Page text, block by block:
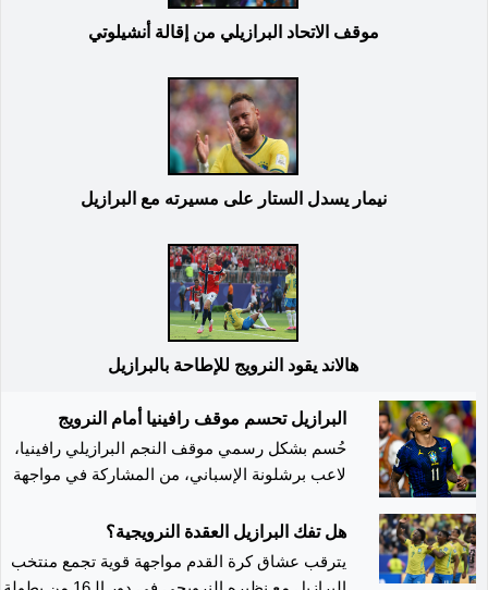
موقف الاتحاد البرازيلي من إقالة أنشيلوتي
نيمار يسدل الستار على مسيرته مع البرازيل
هالاند يقود النرويج للإطاحة بالبرازيل
البرازيل تحسم موقف رافينيا أمام النرويج
حُسم بشكل رسمي موقف النجم البرازيلي رافينيا،
لاعب برشلونة الإسباني، من المشاركة في مواجهة
الـ16 من كأس العالم 2026، حيث تأكد غيابه عن
بسبب عدم تعافيه الكامل من الإصابة العضلية التي
تعرض لها خلال البطولة.
هل تفك البرازيل العقدة النرويجية؟
يترقب عشاق كرة القدم مواجهة قوية تجمع منتخب